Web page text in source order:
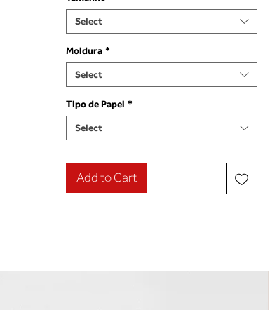
Select
Moldura *
Select
Tipo de Papel *
Select
Add to Cart